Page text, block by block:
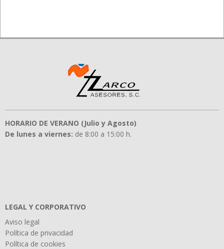
HORARIO DE VERANO (Julio y Agosto)
De lunes a viernes: de 8:00 a 15:00 h.
LEGAL Y CORPORATIVO
Aviso legal
Política de privacidad
Política de cookies